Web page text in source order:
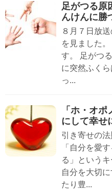
足がつる
んけんに勝
８月７日放
を見ました
す。 足がつ
に突然ふく
っ...
「ホ・オ
にして幸せ
引き寄せの
「自分を愛
る」という
自分を大切
たり豊...